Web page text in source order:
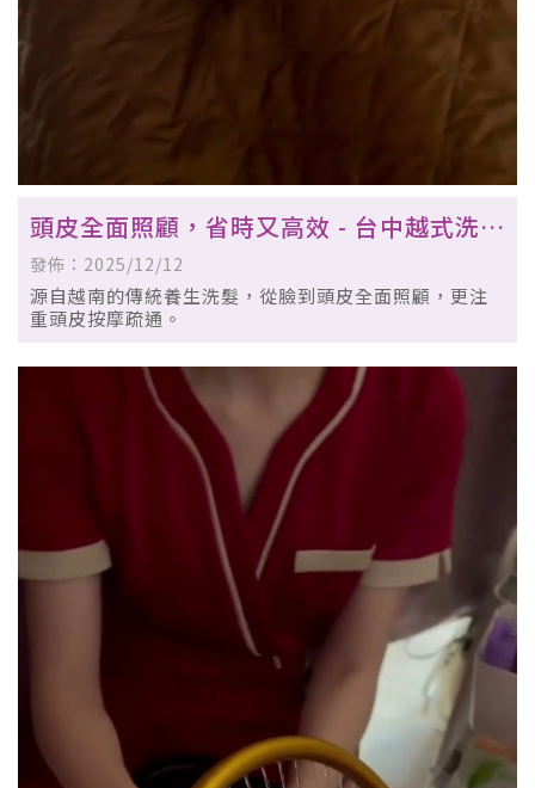
頭皮全面照顧，省時又高效 - 台中越式洗髮
｜西區越式洗髮
發佈：2025/12/12
源自越南的傳統養生洗髮，從臉到頭皮全面照顧，更注
重頭皮按摩疏通。